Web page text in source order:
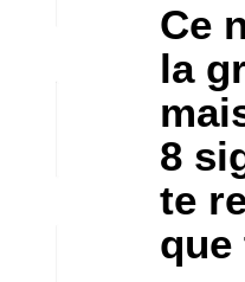
Ce
la
8
te
que